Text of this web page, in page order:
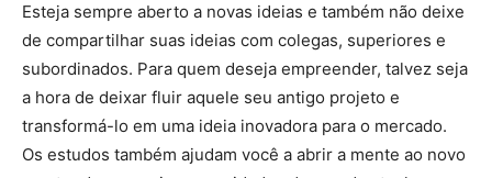
Esteja sempre aberto a novas ideias e também não deixe
de compartilhar suas ideias com colegas, superiores e
subordinados. Para quem deseja empreender, talvez seja
a hora de deixar fluir aquele seu antigo projeto e
transformá-lo em uma ideia inovadora para o mercado.
Os estudos também ajudam você a abrir a mente ao novo